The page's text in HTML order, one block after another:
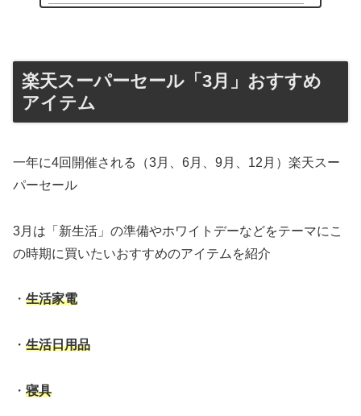
楽天スーパーセール「3月」おすすめ
アイテム
一年に4回開催される（3月、6月、9月、12月）楽天スー
パーセール
3月は「新生活」の準備やホワイトデーなどをテーマにこ
の時期に買いたいおすすめのアイテムを紹介
・ 生活家電
・ 生活日用品
・ 寝具